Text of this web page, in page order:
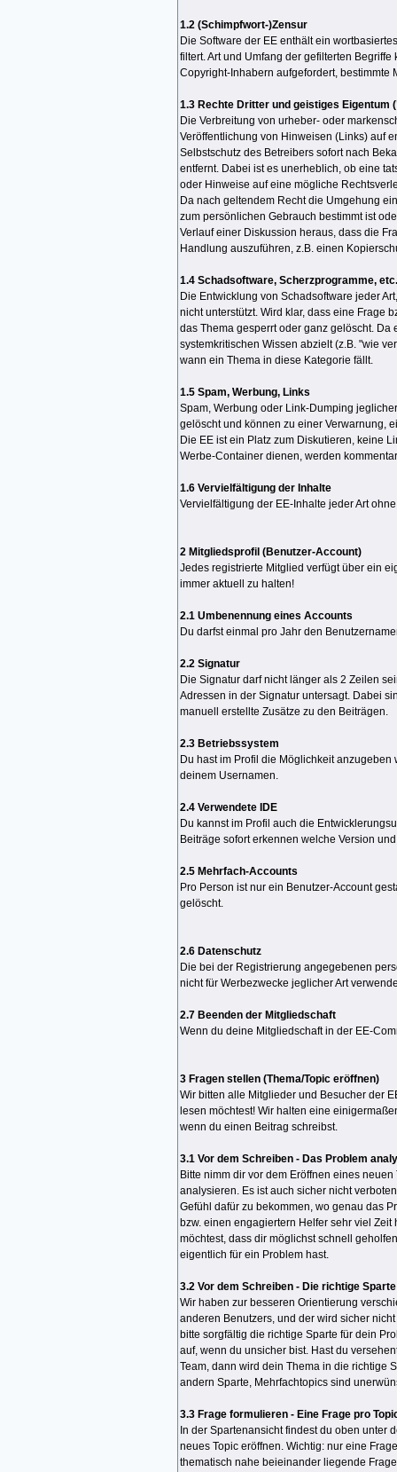
1.2 (Schimpfwort-)Zensur
Die Software der EE enthält ein
filtert. Art und Umfang der gefilterten
Copyright-Inhabern aufgefordert, bestimmte
1.3 Rechte Dritter und geistiges Eigentum
Die Verbreitung von urheber- oder
Veröffentlichung von Hinweisen (Links) auf
Selbstschutz des Betreibers sofort nach
entfernt. Dabei ist es unerheblich, ob eine
oder Hinweise auf eine mögliche
Da nach geltendem Recht die Umgehung
zum persönlichen Gebrauch bestimmt ist
Verlauf einer Diskussion heraus, dass die
Handlung auszuführen, z.B. einen
1.4 Schadsoftware, Scherzprogramme,
Die Entwicklung von Schadsoftware jeder
nicht unterstützt. Wird klar, dass eine Frage
das Thema gesperrt oder ganz gelöscht.
systemkritischen Wissen abzielt (z.B. "wie
wann ein Thema in diese Kategorie fällt.
1.5 Spam, Werbung, Links
Spam, Werbung oder Link-Dumping
gelöscht und können zu einer Verwarnung,
Die EE ist ein Platz zum Diskutieren, keine
Werbe-Container dienen, werden
1.6 Vervielfältigung der Inhalte
Vervielfältigung der EE-Inhalte jeder Art
2 Mitgliedsprofil (Benutzer-Account)
Jedes registrierte Mitglied verfügt über ein
immer aktuell zu halten!
2.1 Umbenennung eines Accounts
Du darfst einmal pro Jahr den
2.2 Signatur
Die Signatur darf nicht länger als 2 Zeilen
Adressen in der Signatur untersagt. Dabei
manuell erstellte Zusätze zu den Beiträgen.
2.3 Betriebssystem
Du hast im Profil die Möglichkeit
deinem Usernamen.
2.4 Verwendete IDE
Du kannst im Profil auch die
Beiträge sofort erkennen welche Version
2.5 Mehrfach-Accounts
Pro Person ist nur ein Benutzer-Account
gelöscht.
2.6 Datenschutz
Die bei der Registrierung angegebenen
nicht für Werbezwecke jeglicher Art
2.7 Beenden der Mitgliedschaft
Wenn du deine Mitgliedschaft in der EE-
3 Fragen stellen (Thema/Topic eröffnen)
Wir bitten alle Mitglieder und Besucher der
lesen möchtest! Wir halten eine
wenn du einen Beitrag schreibst.
3.1 Vor dem Schreiben - Das Problem
Bitte nimm dir vor dem Eröffnen eines
analysieren. Es ist auch sicher nicht
Gefühl dafür zu bekommen, wo genau das
bzw. einen engagiertern Helfer sehr viel
möchtest, dass dir möglichst schnell
eigentlich für ein Problem hast.
3.2 Vor dem Schreiben - Die richtige
Wir haben zur besseren Orientierung
anderen Benutzers, und der wird sicher
bitte sorgfältig die richtige Sparte für dein
auf, wenn du unsicher bist. Hast du
Team, dann wird dein Thema in die richtige
andern Sparte, Mehrfachtopics sind
3.3 Frage formulieren - Eine Frage pro
In der Spartenansicht findest du oben unter
neues Topic eröffnen. Wichtig: nur eine
thematisch nahe beieinander liegende